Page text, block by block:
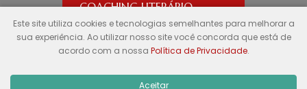
COACHING LITERÁRIO
© Ronize Aline
Este site utiliza cookies e tecnologias semelhantes para melhorar a
sua experiência. Ao utilizar nosso site você concorda que está de
acordo com a nossa Política de Privacidade.
Aceitar